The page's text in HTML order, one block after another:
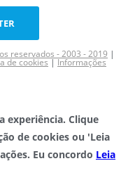
reservados - 2003 - 2019 |
de cookies|Informações
experiência. Clique
de cookies ou 'Leia
Eu concordo Leia